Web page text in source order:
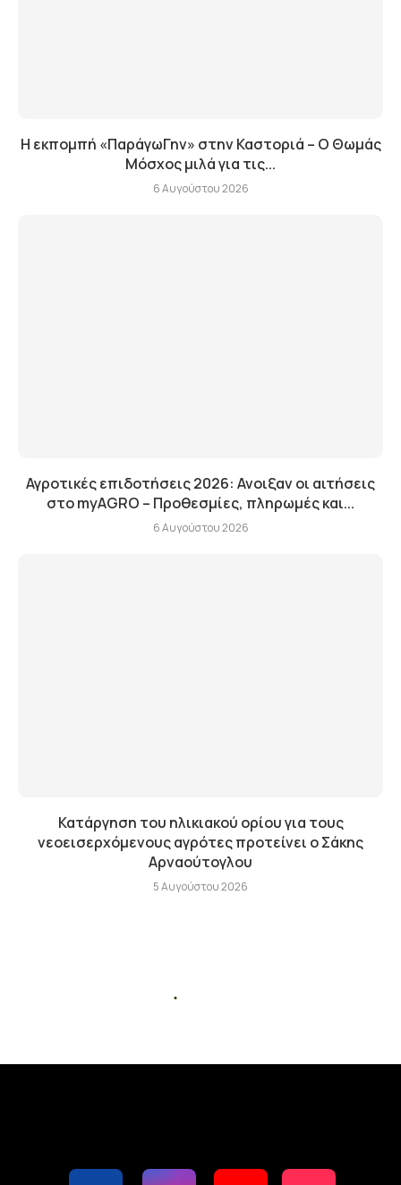
Η εκπομπή «ΠαράγωΓην» στην Καστοριά – Ο Θωμάς
Μόσχος μιλά για τις...
6 Αυγούστου 2026
Αγροτικές επιδοτήσεις 2026: Ανοιξαν οι αιτήσεις
στο myAGRO – Προθεσμίες, πληρωμές και...
6 Αυγούστου 2026
Κατάργηση του ηλικιακού ορίου για τους
νεοεισερχόμενους αγρότες προτείνει ο Σάκης
Αρναούτογλου
5 Αυγούστου 2026